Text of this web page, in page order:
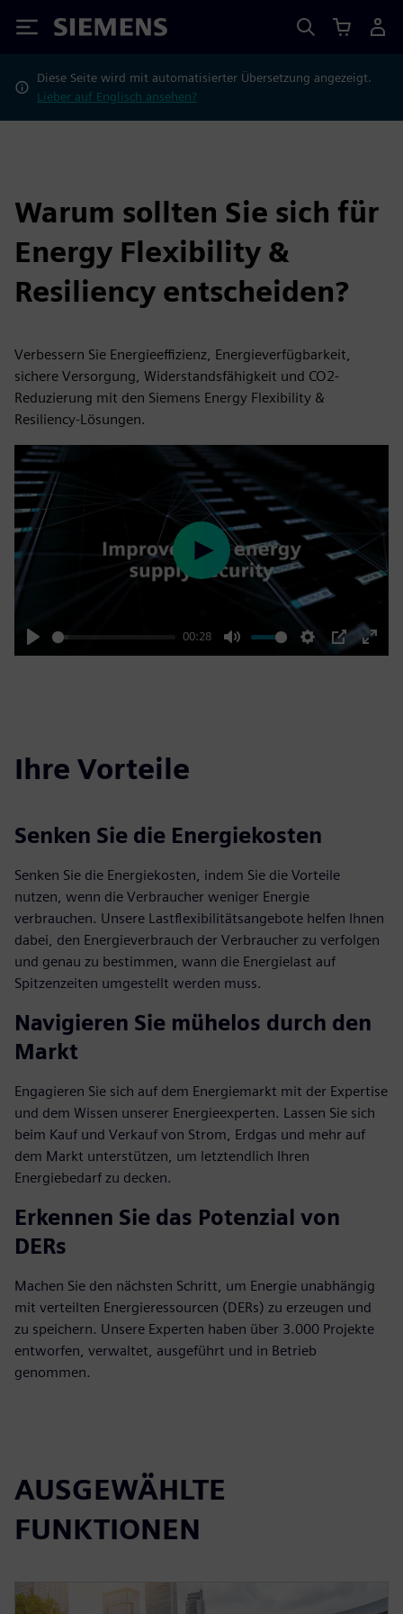
Siemens
Diese Seite wird mit automatisierter Übersetzung angezeigt.
Lieber auf Englisch ansehen?
Warum sollten Sie sich für
Energy Flexibility &
Resiliency entscheiden?
Verbessern Sie Energieeffizienz, Energieverfügbarkeit,
sichere Versorgung, Widerstandsfähigkeit und CO2-
Reduzierung mit den Siemens Energy Flexibility &
Resiliency-Lösungen.
Play
00:28
Mute Settings
PIP
Enter
Play
Ihre Vorteile
Senken Sie die Energiekosten
Senken Sie die Energiekosten, indem Sie die Vorteile
nutzen, wenn die Verbraucher weniger Energie
verbrauchen. Unsere Lastflexibilitätsangebote helfen Ihnen
dabei, den Energieverbrauch der Verbraucher zu verfolgen
und genau zu bestimmen, wann die Energielast auf
Spitzenzeiten umgestellt werden muss.
Navigieren Sie mühelos durch den
Markt
Engagieren Sie sich auf dem Energiemarkt mit der Expertise
und dem Wissen unserer Energieexperten. Lassen Sie sich
beim Kauf und Verkauf von Strom, Erdgas und mehr auf
dem Markt unterstützen, um letztendlich Ihren
Energiebedarf zu decken.
Erkennen Sie das Potenzial von
DERs
Machen Sie den nächsten Schritt, um Energie unabhängig
mit verteilten Energieressourcen (DERs) zu erzeugen und
zu speichern. Unsere Experten haben über 3.000 Projekte
entworfen, verwaltet, ausgeführt und in Betrieb
genommen.
AUSGEWÄHLTE
FUNKTIONEN